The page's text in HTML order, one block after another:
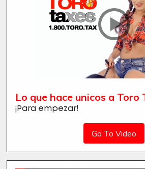
Lo que hace unicos a Toro
¡Para empezar!
Go To Video